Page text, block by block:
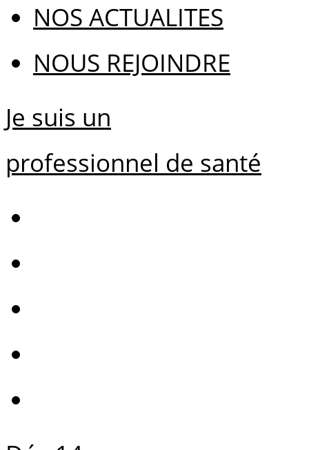
NOS ACTUALITES
NOUS REJOINDRE
Je suis un
professionnel de santé